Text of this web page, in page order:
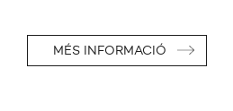
MÉS INFORMACIÓ